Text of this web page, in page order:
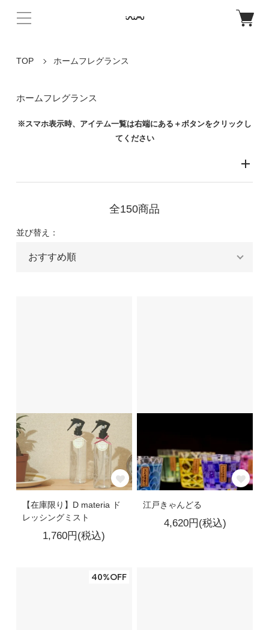
TOP ホームフレグランス
ホームフレグランス
※スマホ表示時、アイテム一覧は右端にある＋ボタンをクリックし
てください
全150商品
並び替え：
【在庫限り】D materia ド
レッシングミスト
1,760円(税込)
江戸きゃんどる
4,620円(税込)
40%OFF